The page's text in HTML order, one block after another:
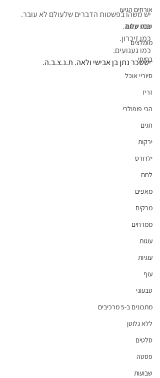
אורחים הגיעו
שבת שלום
מומלצים
בסיסי
סיוריי אוכל
זריז
הכי פופולרי
חגים
ירקות
ילדודס
לחם
מאפים
מרקים
ממרחים
עוגות
עוגיות
עוף
טבעוני
מתכונים ב-5 מרכיבים
ללא גלוטן
סלטים
פסטה
שבועות
יש משהו בפשטות הדברים שלעולם לא עובר.
כמו עוגה.
כמו זיכרון.
כמו געגועים.
יששכר נתן בן אבישי ולאה. ת.נ.צ.ב.ה.